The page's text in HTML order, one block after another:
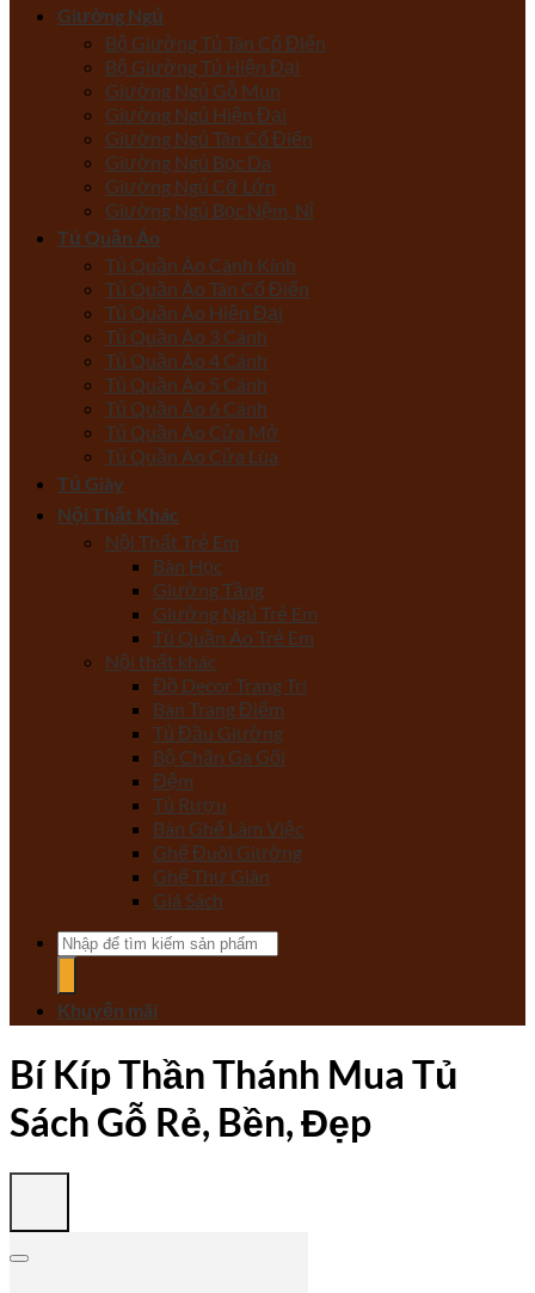
Giường Ngủ
Bộ Giường Tủ Tân Cổ Điển
Bộ Giường Tủ Hiện Đại
Giường Ngủ Gỗ Mun
Giường Ngủ Hiện Đại
Giường Ngủ Tân Cổ Điển
Giường Ngủ Bọc Da
Giường Ngủ Cỡ Lớn
Giường Ngủ Bọc Nệm, Nỉ
Tủ Quần Áo
Tủ Quần Áo Cánh Kính
Tủ Quần Áo Tân Cổ Điển
Tủ Quần Áo Hiện Đại
Tủ Quần Áo 3 Cánh
Tủ Quần Áo 4 Cánh
Tủ Quần Áo 5 Cánh
Tủ Quần Áo 6 Cánh
Tủ Quần Áo Cửa Mở
Tủ Quần Áo Cửa Lùa
Tủ Giày
Nội Thất Khác
Nội Thất Trẻ Em
Bàn Học
Giường Tầng
Giường Ngủ Trẻ Em
Tủ Quần Áo Trẻ Em
Nội thất khác
Đồ Decor Trang Trí
Bàn Trang Điểm
Tủ Đầu Giường
Bộ Chăn Ga Gối
Đệm
Tủ Rượu
Bàn Ghế Làm Việc
Ghế Đuôi Giường
Ghế Thư Giãn
Giá Sách
Tìm
kiếm:
Khuyến mãi
Bí Kíp Thần Thánh Mua Tủ
Sách Gỗ Rẻ, Bền, Đẹp